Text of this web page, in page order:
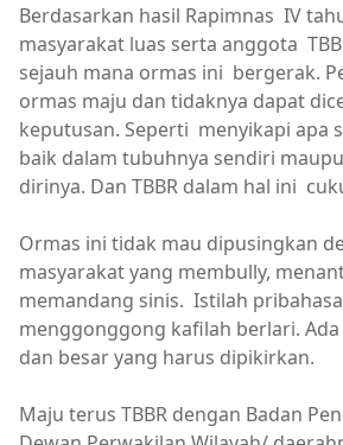
Berdasarkan hasil Rapimnas IV
masyarakat luas serta anggota
sejauh mana ormas ini bergerak.
ormas maju dan tidaknya dapat
keputusan. Seperti menyikapi apa
baik dalam tubuhnya sendiri
dirinya. Dan TBBR dalam hal ini
Ormas ini tidak mau dipusingkan
masyarakat yang membully,
memandang sinis. Istilah
menggonggong kafilah berlari.
dan besar yang harus dipikirkan.
Maju terus TBBR dengan Badan